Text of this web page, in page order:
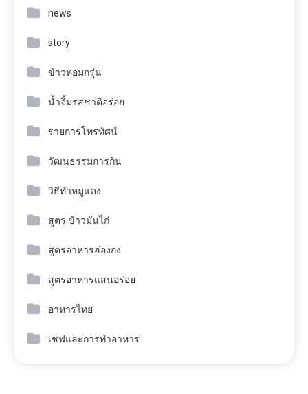
news
story
ข้าวหอมกรุ่น
น้ำจิ้มรสชาติอร่อย
รายการโทรทัศน์
วัฒนธรรมการกิน
วิธีทำหมูแดง
สูตร ข้าวมันไก่
สูตรอาหารฮ่องกง
สูตรอาหารแสนอร่อย
อาหารไทย
เชฟและการทำอาหาร